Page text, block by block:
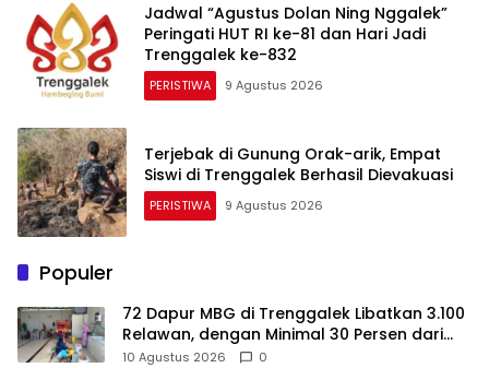
Jadwal “Agustus Dolan Ning Nggalek”
Peringati HUT RI ke-81 dan Hari Jadi
Trenggalek ke-832
PERISTIWA 9 Agustus 2026
Terjebak di Gunung Orak-arik, Empat
Siswi di Trenggalek Berhasil Dievakuasi
PERISTIWA 9 Agustus 2026
Populer
72 Dapur MBG di Trenggalek Libatkan 3.100
Relawan, dengan Minimal 30 Persen dari
Desil 1 dan 2
10 Agustus 2026 0